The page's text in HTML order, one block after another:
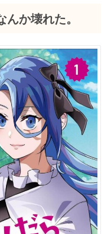
か壊れた。